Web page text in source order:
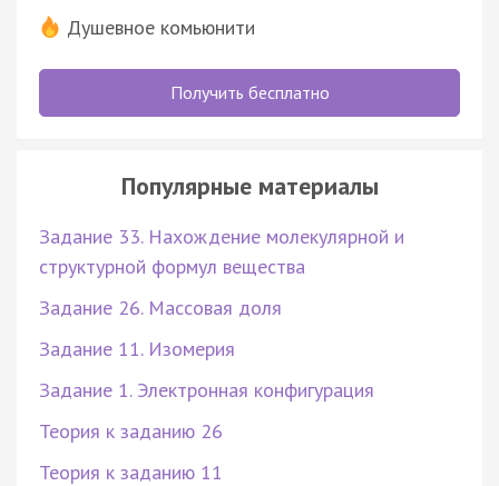
Душевное комьюнити
Получить бесплатно
Популярные материалы
Задание 33. Нахождение молекулярной и
структурной формул вещества
Задание 26. Массовая доля
Задание 11. Изомерия
Задание 1. Электронная конфигурация
Теория к заданию 26
Теория к заданию 11